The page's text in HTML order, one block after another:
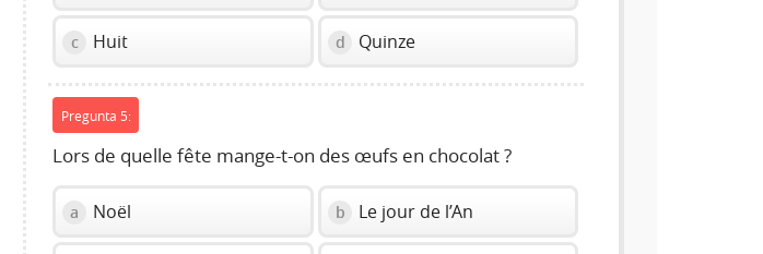
c Huit d Quinze
Pregunta 5:
Lors de quelle fête mange-t-on des œufs en chocolat ?
a Noël b Le jour de l’An